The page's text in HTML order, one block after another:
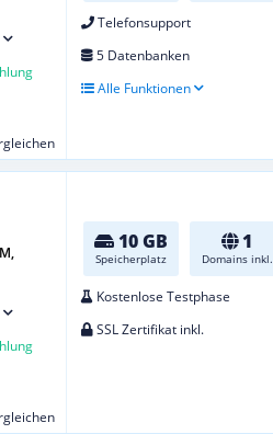
Telefonsupport
5 Datenbanken
Alle Funktionen
10 GB
Speicherplatz
1
Domains inkl.
Kostenlose Testphase
SSL Zertifikat inkl.